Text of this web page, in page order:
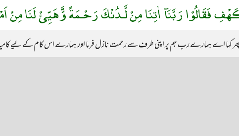
فَقَالُوْا رَبَّنَآ اٰتِنَا مِنْ لَّـدُنْكَ رَحْـمَةً وَّّهَيِّئْ لَنَا مِنْ
پھر کہا اے ہمارے رب ہم پر اپنی طرف سے رحمت نازل فرما اور ہمارے اس کام کے لیے